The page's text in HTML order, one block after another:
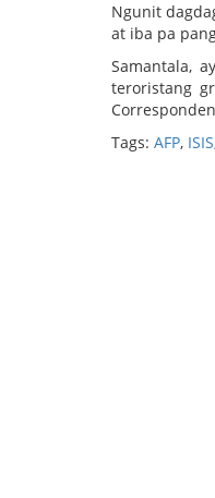
Ngunit
at iba pa
Samantala,
teroristang
Tags: AFP, ISIS